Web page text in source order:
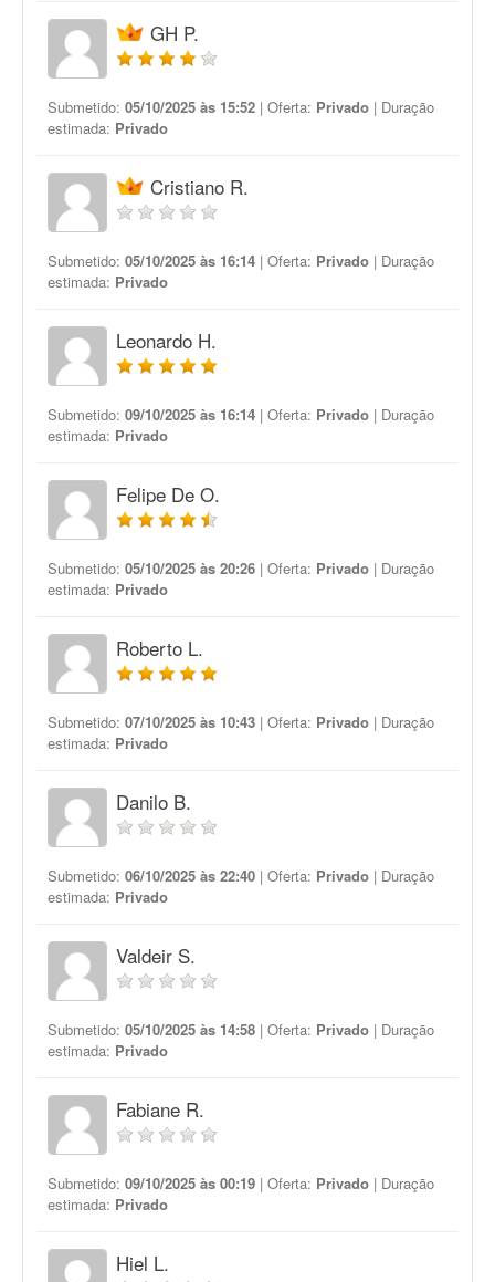
GH P.
Submetido: 05/10/2025 às 15:52 | Oferta: Privado | Duração
estimada: Privado
Cristiano R.
Submetido: 05/10/2025 às 16:14 | Oferta: Privado | Duração
estimada: Privado
Leonardo H.
Submetido: 09/10/2025 às 16:14 | Oferta: Privado | Duração
estimada: Privado
Felipe De O.
Submetido: 05/10/2025 às 20:26 | Oferta: Privado | Duração
estimada: Privado
Roberto L.
Submetido: 07/10/2025 às 10:43 | Oferta: Privado | Duração
estimada: Privado
Danilo B.
Submetido: 06/10/2025 às 22:40 | Oferta: Privado | Duração
estimada: Privado
Valdeir S.
Submetido: 05/10/2025 às 14:58 | Oferta: Privado | Duração
estimada: Privado
Fabiane R.
Submetido: 09/10/2025 às 00:19 | Oferta: Privado | Duração
estimada: Privado
Hiel L.